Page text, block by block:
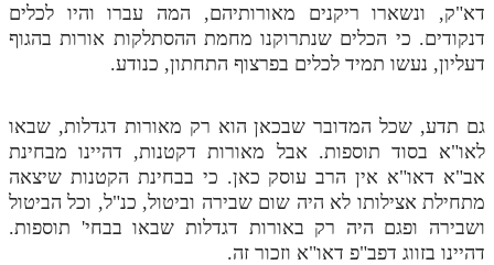
דא"ק, ונשארו ריקנים מאורותיהם, המה עברו והיו לכלים
דנקודים. כי הכלים שנתרוקנו מחמת ההסתלקות אורות בהגוף
דעליון, נעשו תמיד לכלים בפרצוף התחתון, כנודע.
גם תדע, שכל המדובר שבכאן הוא רק מאורות דגדלות, שבאו
לאו"א בסוד תוספות. אבל מאורות דקטנות, דהיינו מבחינת
אב"א דאו"א אין הרב עוסק כאן. כי בבחינת הקטנות שיצאה
מתחילת אצילותו לא היה שום שבירה וביטול, כנ"ל, וכל הביטול
ושבירה ופגם היה רק באורות דגדלות שבאו בבחי' תוספות.
דהיינו בזווג דפב"פ דאו"א וזכור זה.